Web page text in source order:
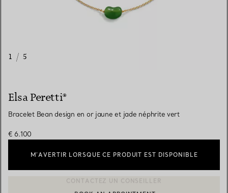
1 / 5
Elsa Peretti®
Bracelet Bean design en or jaune et jade néphrite vert
€ 6.100
M’AVERTIR LORSQUE CE PRODUIT EST DISPONIBLE
BOOK AN APPOINTMENT